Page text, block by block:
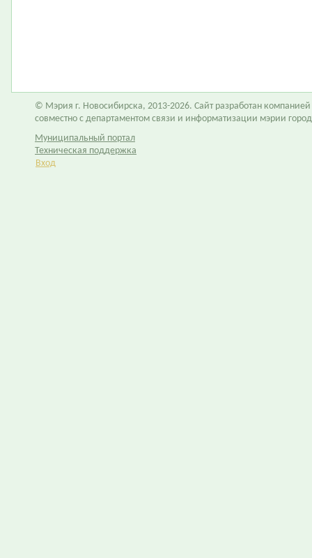
© Мэрия г. Новосибирска, 2013-2026. Сайт разработан компанией
совместно с департаментом связи и информатизации мэрии
Муниципальный портал
Техническая поддержка
Вход